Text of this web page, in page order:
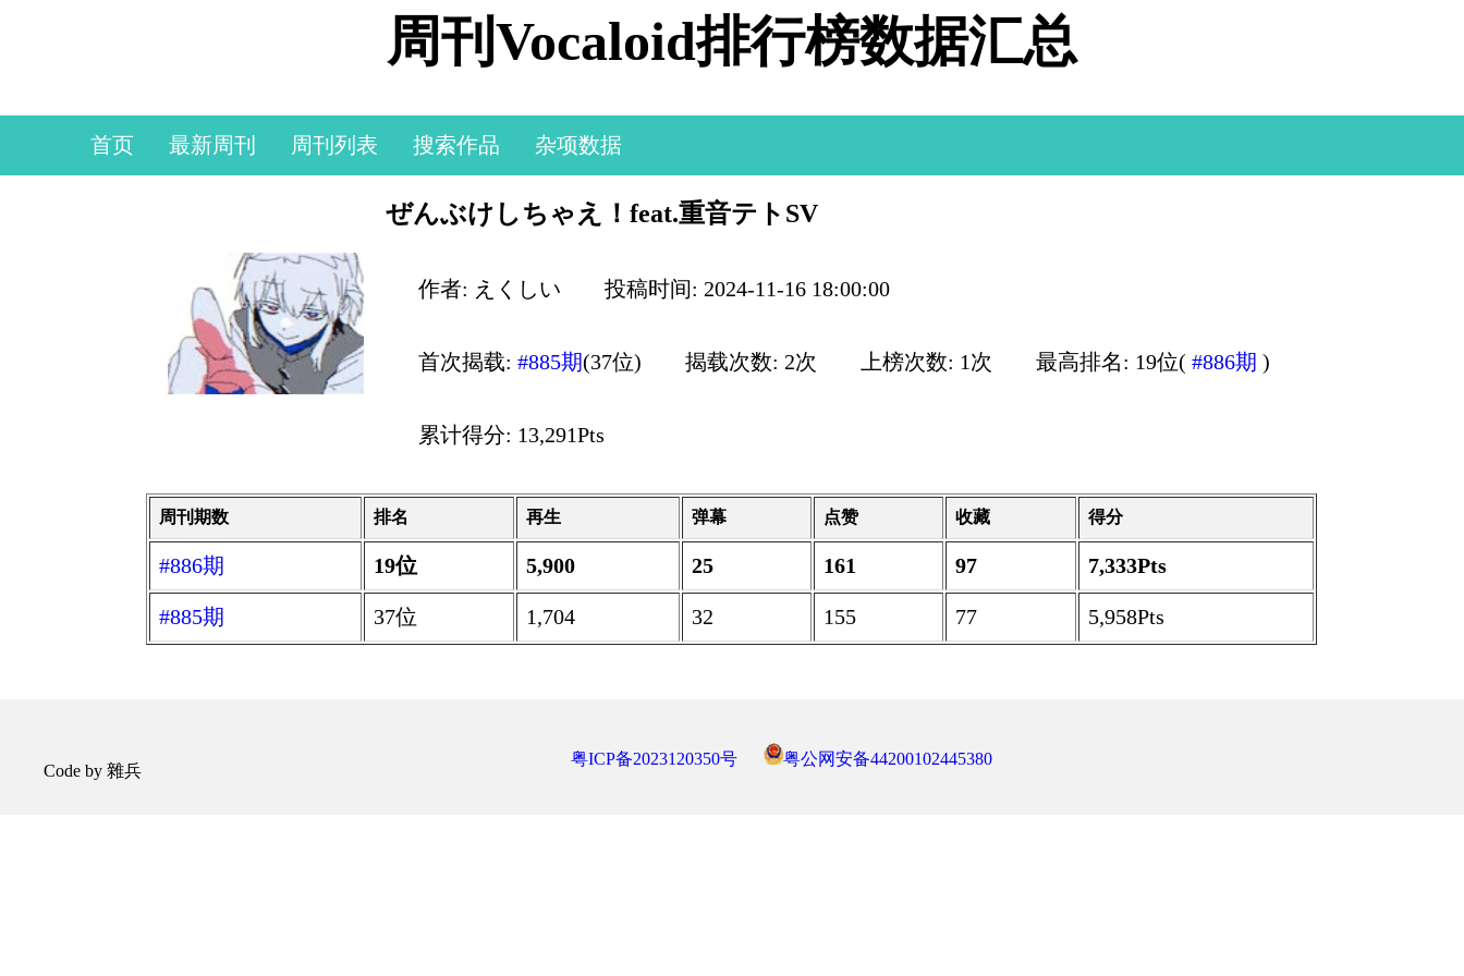
周刊Vocaloid排行榜数据汇总
首页 最新周刊 周刊列表 搜索作品 杂项数据
ぜんぶけしちゃえ！feat.重音テトSV
作者: えくしい 投稿时间: 2024-11-16 18:00:00
首次揭载:#885期(37位) 揭载次数: 2次 上榜次数: 1次 最高排名: 19位(#886期 )
累计得分: 13,291Pts
周刊期数 排名 再生 弹幕 点赞 收藏 得分
#886期 19位 5,900 25 161 97 7,333Pts
#885期 37位 1,704 32 155 77 5,958Pts
Code by 雜兵
粤ICP备2023120350号 粤公网安备44200102445380